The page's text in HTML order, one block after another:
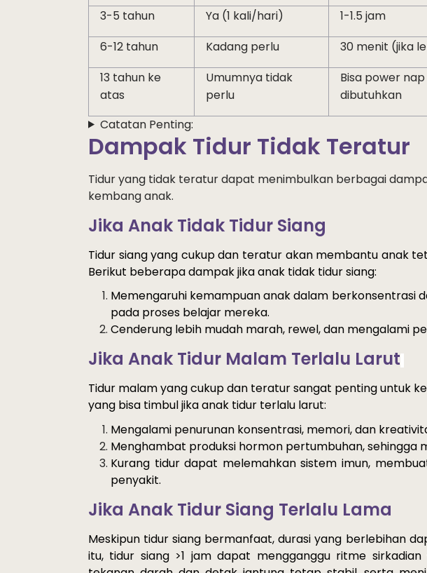
3-5 tahun
Ya (1 kali/hari)
1-1.5 jam
6-12 tahun
Kadang perlu
30 menit (jika
13 tahun ke
atas
Umumnya tidak
perlu
Bisa power
dibutuhkan
Catatan Penting:
Dampak Tidur Tidak Teratur
Tidur yang tidak teratur dapat menimbulkan berbagai
kembang anak.
Jika Anak Tidak Tidur Siang
Tidur siang yang cukup dan teratur akan membantu anak
Berikut beberapa dampak jika anak tidak tidur siang:
Memengaruhi kemampuananakdalam berkonsentrasi
pada proses belajar mereka. ​
Cenderung lebih mudah marah, rewel, dan mengalami
Jika Anak Tidur Malam Terlalu Larut
Tidur malam yang cukup dan teratur sangat pentinguntuk
yang bisa timbul jika anak tidur terlalu larut:
Mengalami penurunan konsentrasi, memori, dan
Menghambat produksi hormon pertumbuhan,sehingga
Kurang tidur dapat melemahkan sistem imun,
penyakit.
Jika Anak Tidur Siang Terlalu Lama
Meskipun tidur siang bermanfaat, durasi yang berlebihan
itu, tidur siang >1 jam dapat mengganggu ritme sirkadian